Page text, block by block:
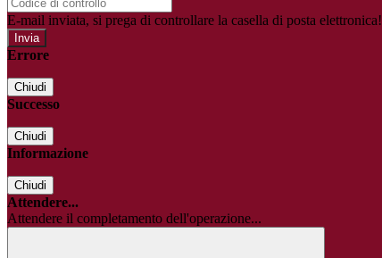
E-mail inviata, si prega di controllare la casella di posta elettronica!
Errore
Chiudi
Successo
Chiudi
Informazione
Chiudi
Attendere...
Attendere il completamento dell'operazione...